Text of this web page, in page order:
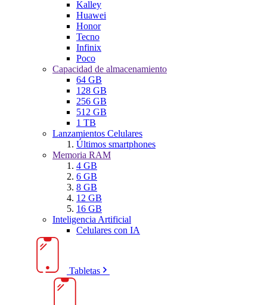
Kalley
Huawei
Honor
Tecno
Infinix
Poco
Capacidad de almacenamiento
64 GB
128 GB
256 GB
512 GB
1 TB
Lanzamientos Celulares
Últimos smartphones
Memoria RAM
4 GB
6 GB
8 GB
12 GB
16 GB
Inteligencia Artificial
Celulares con IA
Tabletas